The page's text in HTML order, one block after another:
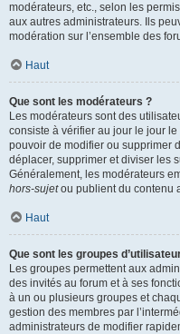
modérateurs, etc., selon les
aux autres administrateurs. Ils
modération sur l’ensemble des
Haut
Que sont les modérateurs ?
Les modérateurs sont des
consiste à vérifier au jour le jour
pouvoir de modifier ou supprimer
déplacer, supprimer et diviser les
Généralement, les modérateurs
hors-sujetou publient du contenu
Haut
Que sont les groupes
Les groupes permettent aux
des invités au forum et à ses
à un ou plusieurs groupes et
gestion des membres par
administrateurs de modifier